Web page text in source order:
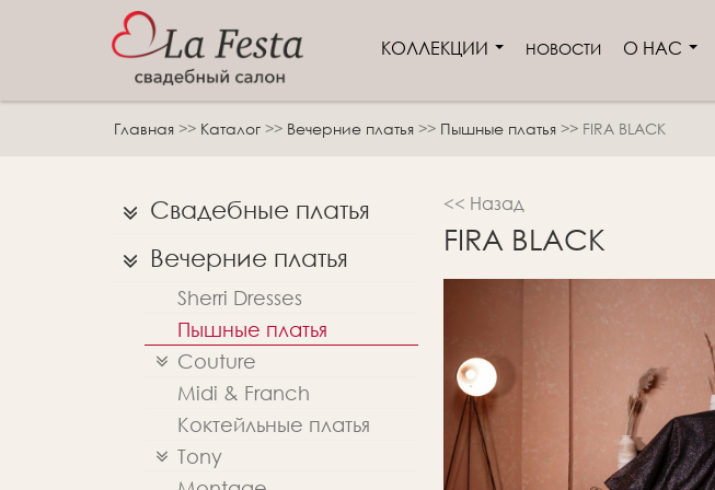
КОЛЛЕКЦИИ НОВОСТИ О НАС
Главная >> Каталог >> Вечерние платья >> Пышные платья >> FIRA BLACK
Свадебные платья
Вечерние платья
Sherri Dresses
Пышные платья
Couture
Midi & Franch
Коктейльные платья
Tony
<< Назад
FIRA BLACK